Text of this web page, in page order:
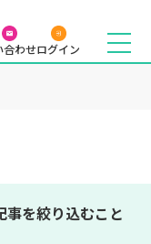
合わせログイン
事を絞り込むこと